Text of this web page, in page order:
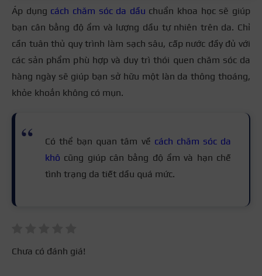
bạn có thể bắt đầu với tần suất 1 – 2 lần nếu làn da
nhạy cảm. Sau đó tăng dần tần suất sử dụng sao cho
phù hợp với phản ứng của làn da. Không nên tẩy tế
bào chết hàng ngày vì khi thực hiện quá nhiều sẽ
tăng nguy cơ kích ứng và khiến da tiết dầu nhiều hơn.
Giấy thấm dầu là sản phẩm cần thiết cho da dầu nếu
dùng đúng cách. Sản phẩm giúp hút bớt dầu thừa và
giảm bóng nhờn nhanh chóng. Tuy nhiên, chỉ nên
dùng 1 – 2 lần/ngày và dặm nhẹ ở vùng chữ T, tránh
chà xát mạnh làm ảnh hưởng hàng rào bảo vệ da.
Áp dụng cách chăm sóc da dầu chuẩn khoa học sẽ giúp
bạn cân bằng độ ẩm và lượng dầu tự nhiên trên da. Chỉ
cần tuân thủ quy trình làm sạch sâu, cấp nước đầy đủ với
các sản phẩm phù hợp và duy trì thói quen chăm sóc da
hàng ngày sẽ giúp bạn sở hữu một làn da thông thoáng,
khỏe khoắn không có mụn.
Có thể bạn quan tâm về cách chăm sóc da
khô cũng giúp cân bằng độ ẩm và hạn chế
tình trạng da tiết dầu quá mức.
Chưa có đánh giá!